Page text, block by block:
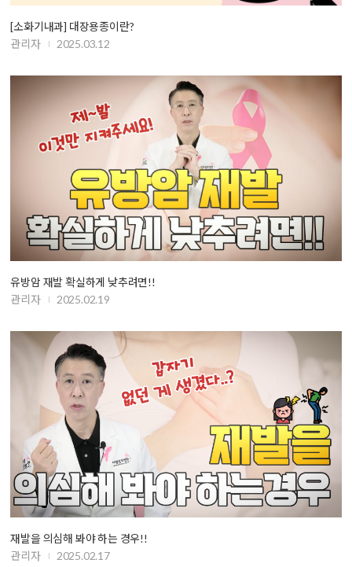
[소화기내과] 대장용종이란?
관리자
2025.03.12
유방암 재발 확실하게 낮추려면!!
관리자
2025.02.19
재발을 의심해 봐야 하는 경우!!
관리자
2025.02.17